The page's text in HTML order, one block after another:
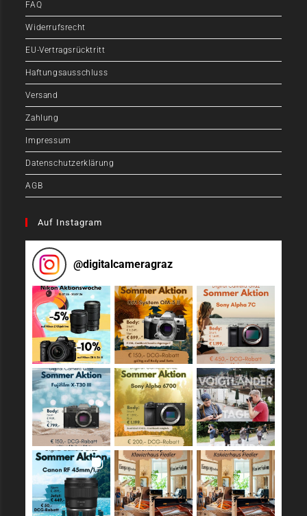
FAQ
Widerrufsrecht
EU-Vertragsrücktritt
Haftungsausschluss
Versand
Zahlung
Impressum
Datenschutzerklärung
AGB
Auf Instagram
@digitalcameragraz